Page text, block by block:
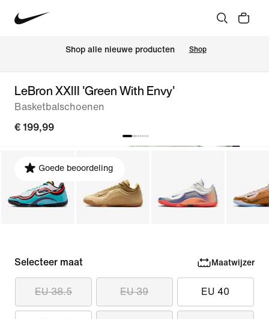
Shop alle nieuwe producten Shop
LeBron XXIII 'Green With Envy'
Basketbalschoenen
€ 199,99
Goede beoordeling
Selecteer maat Maatwijzer
EU 38.5 EU 39 EU 40